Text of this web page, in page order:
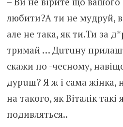
любити?А ти не мудруй,
але не така, як ти.Ти за
тримай … Дuтuну
скажи по -чесному,
дуpuш? Я ж і сама жінка,
на такого, як Віталік
подивляться..